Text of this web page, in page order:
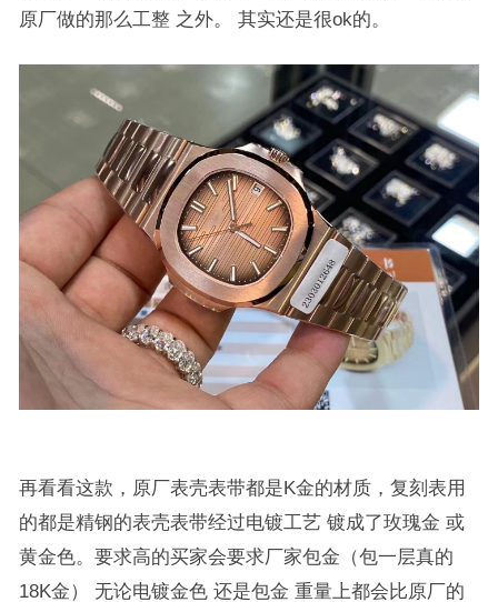
原厂做的那么工整 之外。 其实还是很ok的。
再看看这款，原厂表壳表带都是K金的材质，复刻表用
的都是精钢的表壳表带经过电镀工艺 镀成了玫瑰金 或
黄金色。要求高的买家会要求厂家包金（包一层真的
18K金） 无论电镀金色 还是包金 重量上都会比原厂的